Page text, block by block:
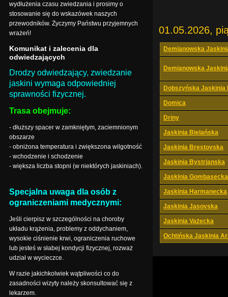
01.05.2026,
Demianowska
Demianowska
Dobszyńska Jaskinia
Domica
Driny
Jaskinia Bielańska
Jaskinia Brestovska
Jaskinia Bystrianska
Jaskinia Gombasecka
Jaskinia Harmanecka
Jaskinia Jasovska
Jaskinia Vażecka
Ochtińska Jaskinia
wydłużenia czasu zwiedzania i prosimy o
stosowanie się do wskazówek naszych
przewodników. Życzymy Państwu przyjemnych
wrażeń!
Komunikat i zalecenia dla
odwiedzających
Drodzy odwiedzający, zwiedzanie
jaskini wymaga odpowiedniej
sprawności fizycznej.
Trasa obejmuje:
- dłuższy spacer w zamkniętym, zaciemnionym
obszarze
- obniżona temperatura i zwiększona wilgotność
- wchodzenie i schodzenie
- większa liczba stopni (w niektórych jaskiniach).
Specjalna uwaga dla osób z
ograniczeniami medycznymi:
Jeśli cierpisz w szczególności na choroby
układu krążenia, problemy z oddychaniem,
wysokie ciśnienie krwi, ograniczenia ruchowe
lub jesteś w słabej kondycji fizycznej, rozważ
udział w wycieczce.
W razie jakichkolwiek wątpliwości co do
zasadności wizyty należy skonsultować się z
lekarzem.